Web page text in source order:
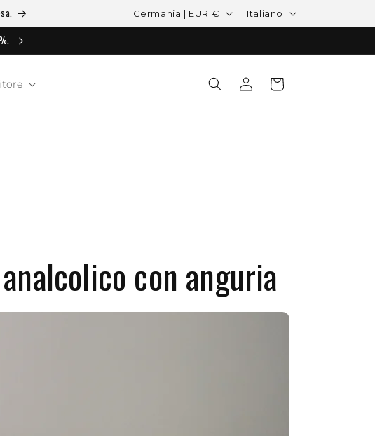
Paese/Area geografica
Germania | EUR € Lingua
Italiano
Accedi Carrello
con anguria